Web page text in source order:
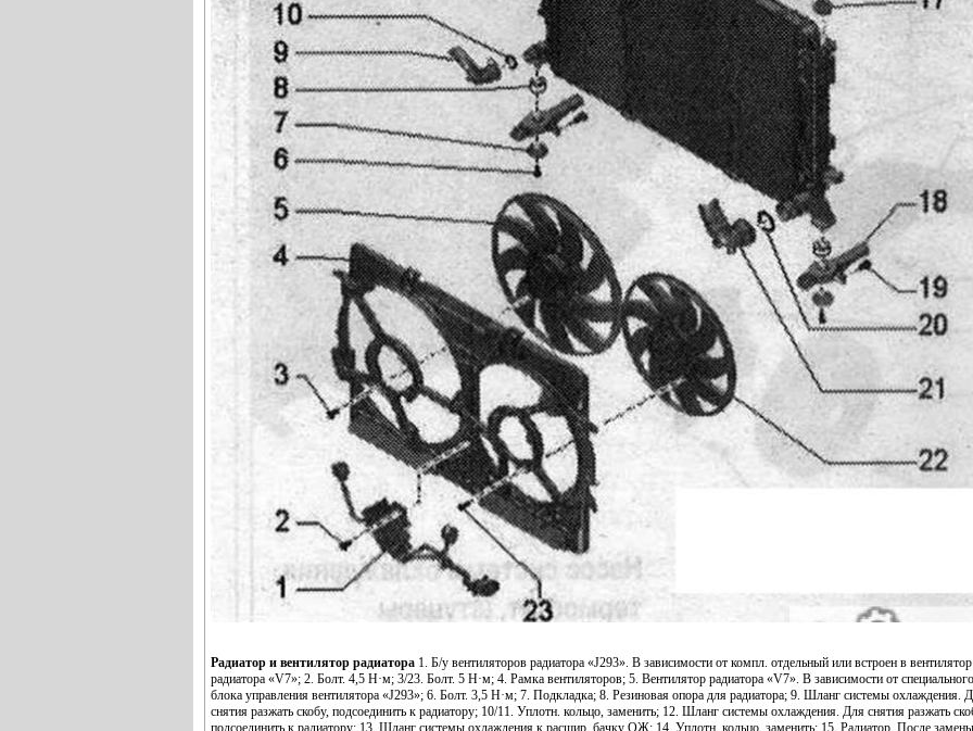
Радиатор и вентилятор радиатора 1. Б/у вентиляторов радиатора «J293». В зависимости от компл. отдельный или встроен в вентилятор
радиатора «V7»; 2. Болт. 4,5 Н·м; 3/23. Болт. 5 Н·м; 4. Рамка вентиляторов; 5. Вентилятор радиатора «V7». В зависимости от специального
блока управления вентилятора «J293»; 6. Болт. 3,5 Н·м; 7. Подкладка; 8. Резиновая опора для радиатора; 9. Шланг системы охлаждения.
снятия разжать скобу, подсоединить к радиатору; 10/11. Уплотн. кольцо, заменить; 12. Шланг системы охлаждения. Для снятия разжать
подсоединить к радиатору; 13. Шланг системы охлаждения к расшир. бачку ОЖ; 14. Уплотн. кольцо, заменить; 15. Радиатор. После замены